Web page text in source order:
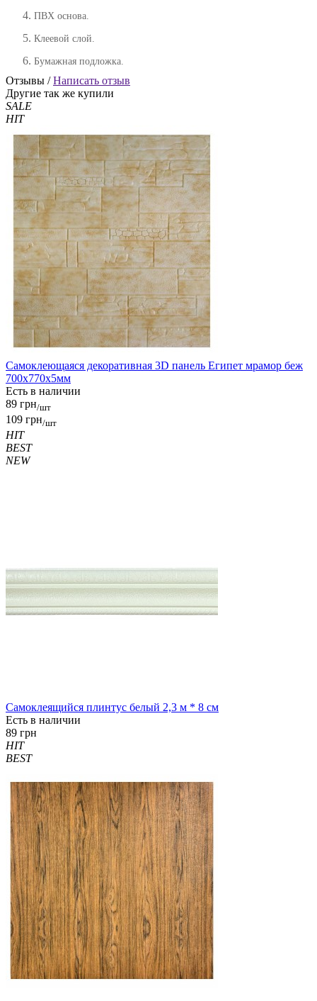
ПВХ основа.
Клеевой слой.
Бумажная подложка.
Отзывы /Написать отзыв
Другие так же купили
SALE
HIT
Самоклеющаяся декоративная 3D панель Египет мрамор беж
700x770x5мм
Есть в наличии
89 грн/шт
109 грн/шт
HIT
BEST
NEW
Самоклеящийся плинтус белый 2,3 м * 8 см
Есть в наличии
89 грн
HIT
BEST